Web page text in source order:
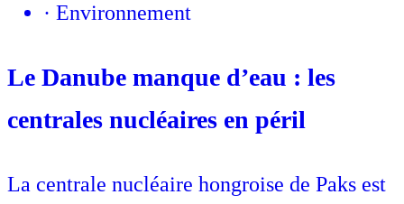
· Environnement
Le Danube manque d’eau : les
centrales nucléaires en péril
La centrale nucléaire hongroise de Paks est